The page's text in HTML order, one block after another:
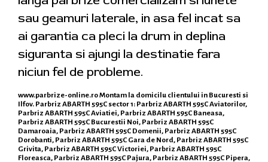
sau geamuri laterale, in asa fel incat sa
ai garantia ca pleci la drum in deplina
siguranta si ajungi la destinatie fara
niciun fel de probleme.
www.parbrize-online.roMontam la domicilu clientului in Bucuresti si
Ilfov. Parbriz ABARTH 595C sector 1: Parbriz ABARTH 595C Aviatorilor,
Parbriz ABARTH 595C Aviatiei, Parbriz ABARTH 595C Baneasa,
Parbriz ABARTH 595C Bucurestii Noi, Parbriz ABARTH 595C
Damaroaia, Parbriz ABARTH 595C Domenii, Parbriz ABARTH 595C
Dorobanti, Parbriz ABARTH 595C Gara de Nord, Parbriz ABARTH 595C
Grivita, Parbriz ABARTH 595C Victoriei, Parbriz ABARTH 595C
Floreasca, Parbriz ABARTH 595C Pajura, Parbriz ABARTH 595C Pipera,